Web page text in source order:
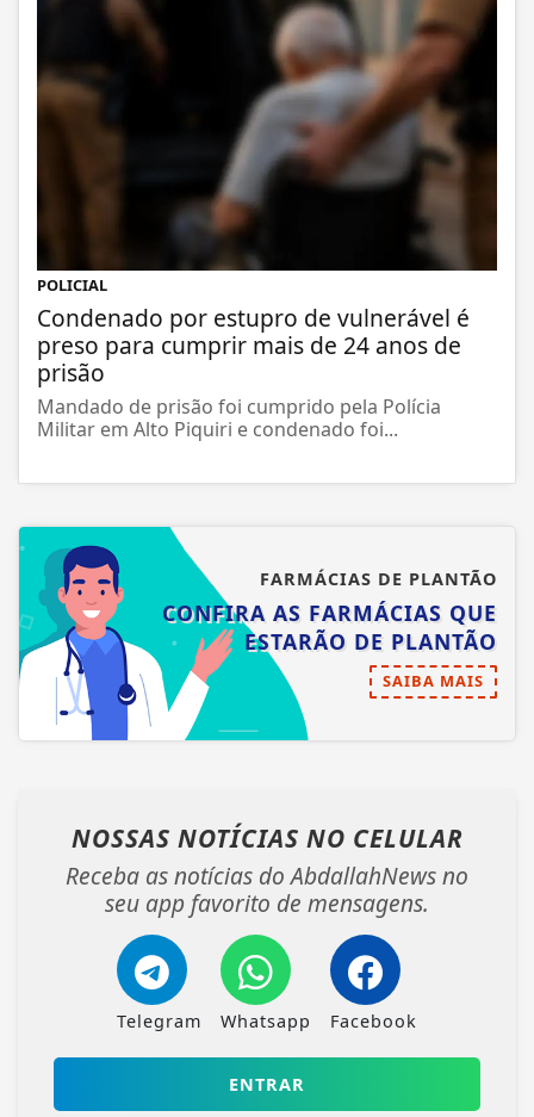
POLICIAL
Condenado por estupro de vulnerável é
preso para cumprir mais de 24 anos de
prisão
Mandado de prisão foi cumprido pela Polícia
Militar em Alto Piquiri e condenado foi...
FARMÁCIAS DE PLANTÃO
CONFIRA AS FARMÁCIAS QUE
ESTARÃO DE PLANTÃO
SAIBA MAIS
NOSSAS NOTÍCIAS NO CELULAR
Receba as notícias do AbdallahNews no
seu app favorito de mensagens.
Telegram Whatsapp Facebook
ENTRAR